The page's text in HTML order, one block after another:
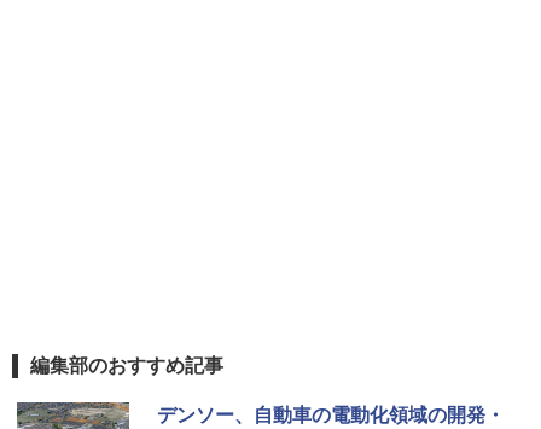
編集部のおすすめ記事
デンソー、自動車の電動化領域の開発・